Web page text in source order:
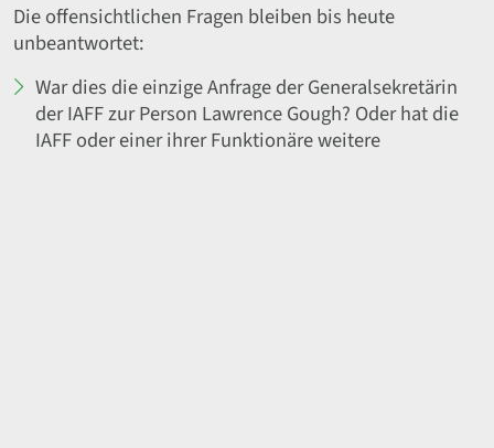
Die offensichtlichen Fragen bleiben bis heute
unbeantwortet:
War dies die einzige Anfrage der Generalsekretärin
der IAFF zur Person Lawrence Gough? Oder hat die
IAFF oder einer ihrer Funktionäre weitere